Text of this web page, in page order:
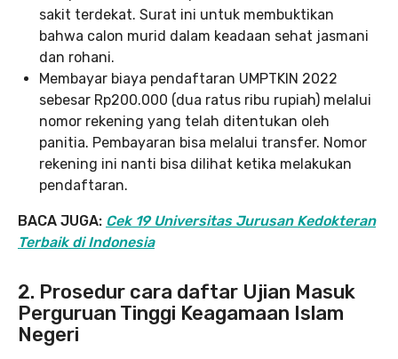
sakit terdekat. Surat ini untuk membuktikan
bahwa calon murid dalam keadaan sehat jasmani
dan rohani.
Membayar biaya pendaftaran UMPTKIN 2022
sebesar Rp200.000 (dua ratus ribu rupiah) melalui
nomor rekening yang telah ditentukan oleh
panitia. Pembayaran bisa melalui transfer. Nomor
rekening ini nanti bisa dilihat ketika melakukan
pendaftaran.
BACA JUGA: Cek 19 Universitas Jurusan Kedokteran
Terbaik di Indonesia
2. Prosedur cara daftar Ujian Masuk
Perguruan Tinggi Keagamaan Islam
Negeri